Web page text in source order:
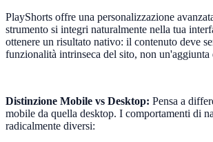
PlayShorts offre una personalizzazione
strumento si integri naturalmente nella tua
ottenere un risultato nativo: il contenuto deve
funzionalità intrinseca del sito, non un'aggiunta
Distinzione Mobile vs Desktop: Pensa a
mobile da quella desktop. I comportamenti di
radicalmente diversi: